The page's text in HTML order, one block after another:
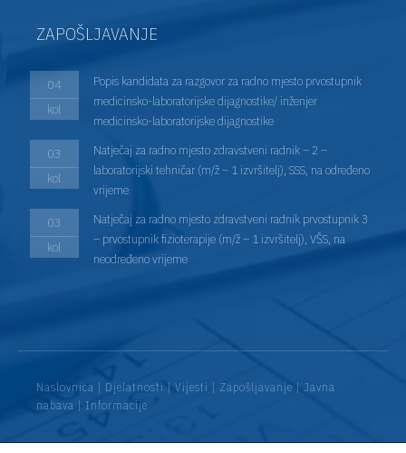
ZAPOŠLJAVANJE
04
kol
Popis kandidata za razgovor za radno mjesto prvostupnik
medicinsko-laboratorijske dijagnostike/ inženjer
medicinsko-laboratorijske dijagnostike
03
kol
Natječaj za radno mjesto zdravstveni radnik – 2 –
laboratorijski tehničar (m/ž – 1 izvršitelj), SSS, na određeno
vrijeme
03
kol
Natječaj za radno mjesto zdravstveni radnik prvostupnik 3
– prvostupnik fizioterapije (m/ž – 1 izvršitelj), VŠS, na
neodređeno vrijeme
Naslovnica | Djelatnosti | Vijesti | Zapošljavanje | Javna
nabava | Informacije